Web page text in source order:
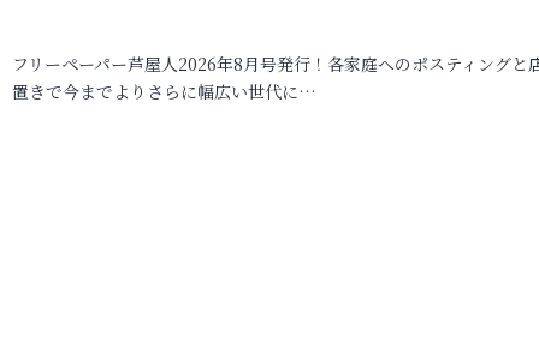
フリーペーパー芦屋人2026年8月号発行！各家庭へのポスティングと
置きで今までよりさらに幅広い世代に…